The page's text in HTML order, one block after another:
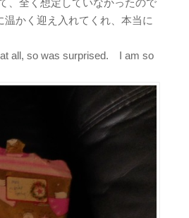
、全く想定していなかったので
かく迎え入れてくれ、本当に
at all, so was surprised. I am so